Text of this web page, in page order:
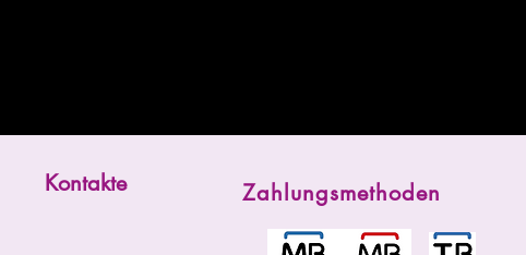
Kontakte Zahlungsmethoden